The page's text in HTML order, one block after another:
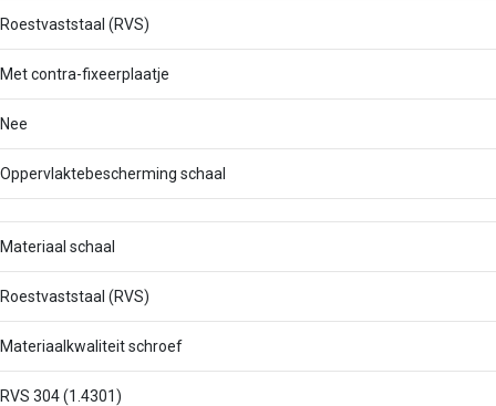
Roestvaststaal (RVS)
Met contra-fixeerplaatje
Nee
Oppervlaktebescherming schaal
Materiaal schaal
Roestvaststaal (RVS)
Materiaalkwaliteit schroef
RVS 304 (1.4301)